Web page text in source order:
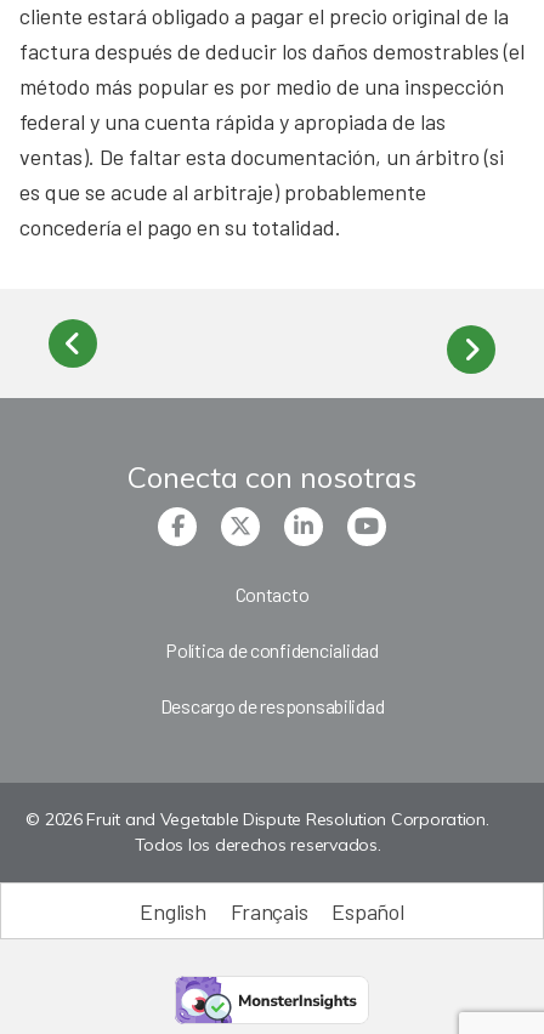
cliente estará obligado a pagar el precio original de la
factura después de deducir los daños demostrables (el
método más popular es por medio de una inspección
federal y una cuenta rápida y apropiada de las
ventas). De faltar esta documentación, un árbitro (si
es que se acude al arbitraje) probablemente
concedería el pago en su totalidad.
Conecta con nosotras
Contacto
Política de confidencialidad
Descargo de responsabilidad
© 2026 Fruit and Vegetable Dispute Resolution Corporation.
Todos los derechos reservados.
English Français Español